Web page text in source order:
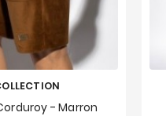
- Marron